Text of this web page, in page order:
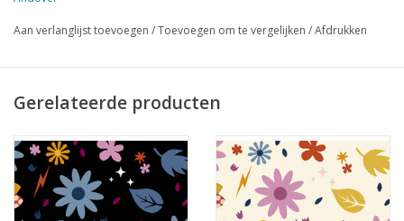
Aan verlanglijst toevoegen /Toevoegen om te vergelijken /Afdrukken
Gerelateerde producten